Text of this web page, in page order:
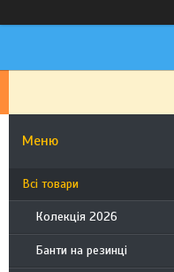
Всі товари
Колекція 2026
Банти на резинці